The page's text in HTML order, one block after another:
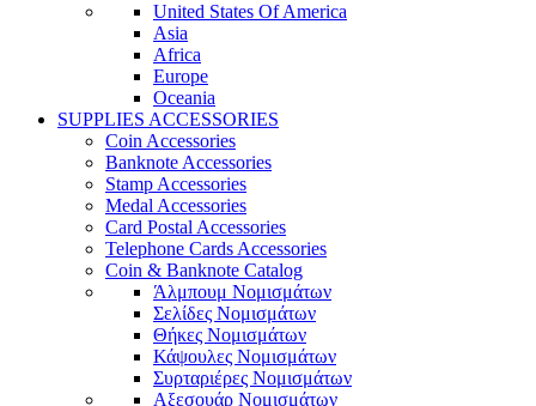
United States Of America
Asia
Africa
Europe
Oceania
SUPPLIES ACCESSORIES
Coin Accessories
Banknote Accessories
Stamp Accessories
Medal Accessories
Card Postal Accessories
Telephone Cards Accessories
Coin & Banknote Catalog
Άλμπουμ Νομισμάτων
Σελίδες Νομισμάτων
Θήκες Νομισμάτων
Κάψουλες Νομισμάτων
Συρταριέρες Νομισμάτων
Αξεσουάρ Νομισμάτων